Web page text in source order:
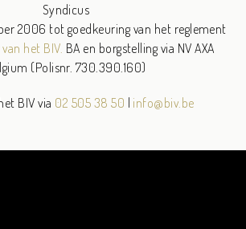
Syndicus
2006 tot goedkeuring van het reglement
het BIV. BA en borgstelling via NV AXA
(Polisnr. 730.390.160)
BIV via 02 505 38 50 info@biv.be